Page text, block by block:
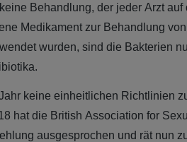
Behandlung, der jeder Arzt auf
Medikament zur Behandlung von
wurden, sind die Bakterien
keine einheitlichen Richtlinien
hat die British Association for
ausgesprochen und rät nun